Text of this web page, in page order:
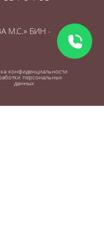
М.С.» БИН -
конфиденциальности
персональных
данных